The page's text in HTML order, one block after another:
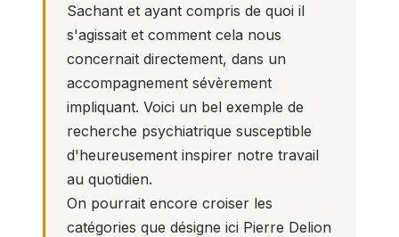
Sachant et ayant compris de quoi il
s'agissait et comment cela nous
concernait directement, dans un
accompagnement sévèrement
impliquant. Voici un bel exemple de
recherche psychiatrique susceptible
d'heureusement inspirer notre travail
au quotidien.
On pourrait encore croiser les
catégories que désigne ici Pierre Delion